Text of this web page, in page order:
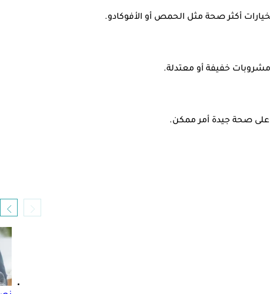
أكثر صحة مثل الحمص أو الأفوكادو.
مشروبات خفيفة أو معتدلة.
على صحة جيدة أمر ممكن.